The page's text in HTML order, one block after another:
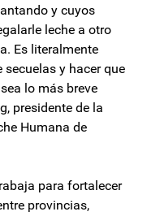
y cuyos
leche a otro
Es literalmente
y hacer que
lo más breve
presidente de la
Humana de
para fortalecer
provincias,